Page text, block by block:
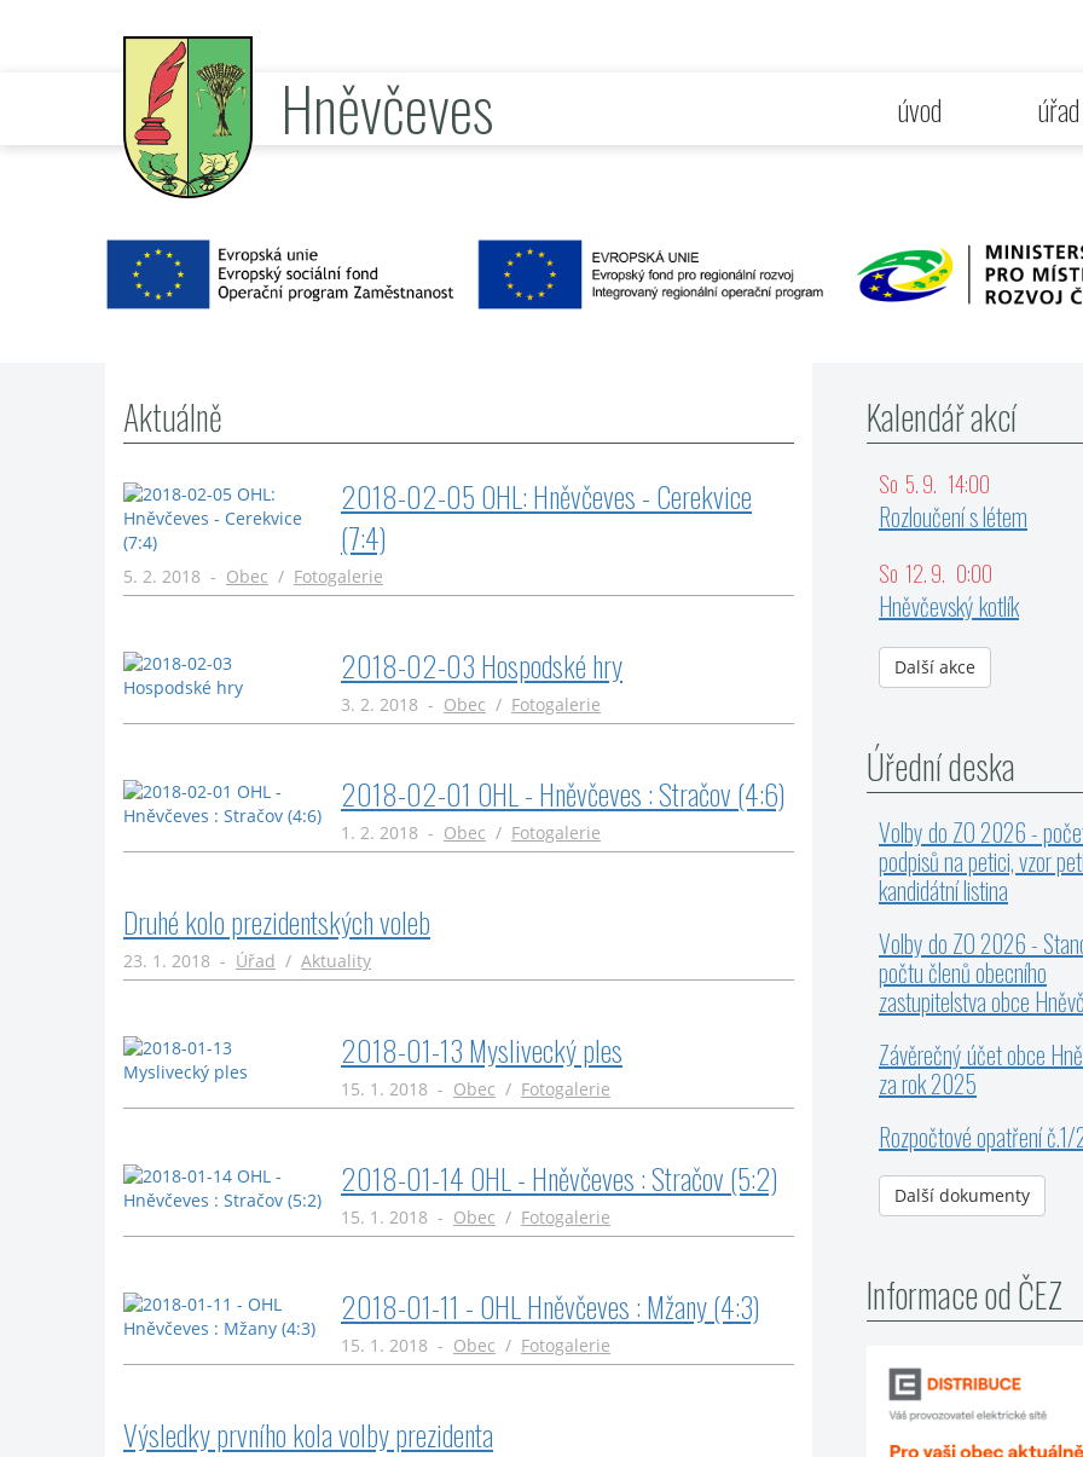
Hněvčeves úvod úřad
Aktuálně
2018-02-05 OHL: Hněvčeves - Cerekvice
(7:4)
5. 2. 2018 - Obec / Fotogalerie
2018-02-03 Hospodské hry
3. 2. 2018 - Obec / Fotogalerie
2018-02-01 OHL - Hněvčeves : Stračov (4:6)
1. 2. 2018 - Obec / Fotogalerie
Druhé kolo prezidentských voleb
23. 1. 2018 - Úřad / Aktuality
2018-01-13 Myslivecký ples
15. 1. 2018 - Obec / Fotogalerie
2018-01-14 OHL - Hněvčeves : Stračov (5:2)
15. 1. 2018 - Obec / Fotogalerie
2018-01-11 - OHL Hněvčeves : Mžany (4:3)
15. 1. 2018 - Obec / Fotogalerie
Výsledky prvního kola volby prezidenta
Kalendář akcí
So 5. 9. 14:00
Rozloučení s létem
So 12. 9. 0:00
Hněvčevský kotlík
Další akce
Úřední deska
Volby do ZO 2026 -
podpisů na petici, vzor
kandidátní listina
Volby do ZO 2026 -
počtu členů obecního
zastupitelstva obce
Závěrečný účet obce
za rok 2025
Rozpočtové opatření
Další dokumenty
Informace od ČEZ